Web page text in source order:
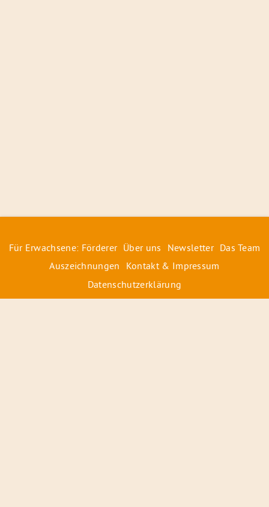
Für Erwachsene: Förderer Über uns Newsletter Das Team
Auszeichnungen
Kontakt & Impressum
Datenschutzerklärung